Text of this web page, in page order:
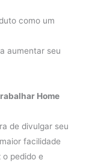
como um
aumentar seu
Home
de divulgar seu
facilidade
pedido e